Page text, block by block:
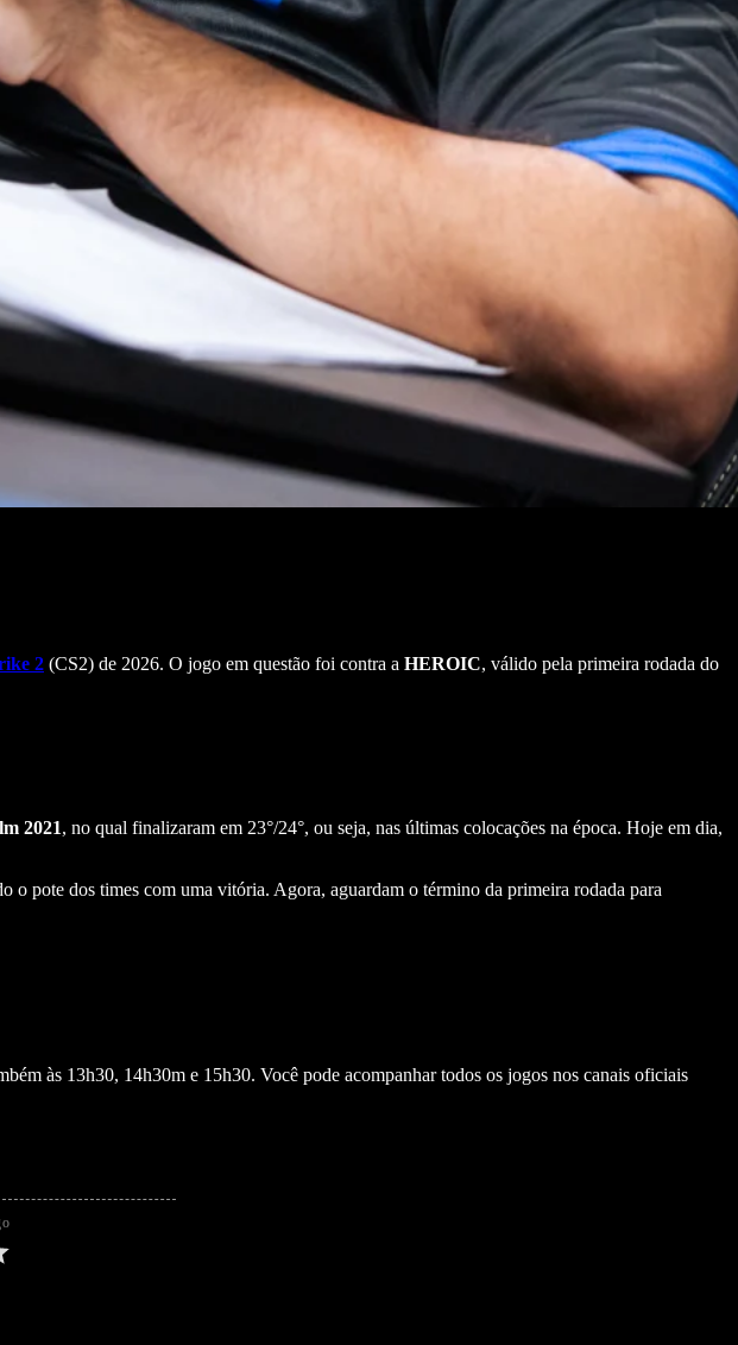
2 (CS2) de 2026. O jogo em questão foi contra a HEROIC, válido pela primeira rodada do
2021, no qual finalizaram em 23°/24°, ou seja, nas últimas colocações na época. Hoje em dia,
pote dos times com uma vitória. Agora, aguardam o término da primeira rodada para
às 13h30, 14h30m e 15h30. Você pode acompanhar todos os jogos nos canais oficiais